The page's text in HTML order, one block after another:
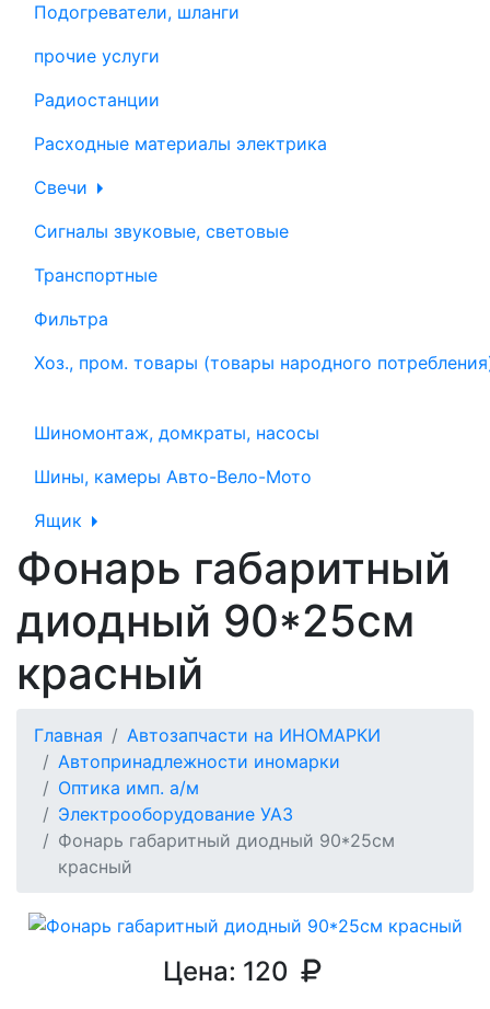
Подогреватели, шланги
прочие услуги
Радиостанции
Расходные материалы электрика
Свечи
Сигналы звуковые, световые
Транспортные
Фильтра
Хоз., пром. товары (товары народного
Шиномонтаж, домкраты, насосы
Шины, камеры Авто-Вело-Мото
Ящик
Фонарь габаритный
диодный 90*25см
красный
Главная
Автозапчасти на ИНОМАРКИ
Автопринадлежности иномарки
Оптика имп. а/м
Электрооборудование УАЗ
Фонарь габаритный диодный 90*25см
красный
Цена: 120